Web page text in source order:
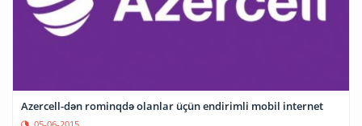
Azercell-dən rominqdə olanlar üçün endirimli mobil internet